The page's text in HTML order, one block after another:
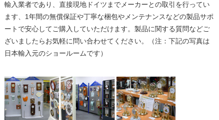
輸入業者であり、直接現地ドイツまでメーカーとの取引を行ってい
ます、1年間の無償保証や丁寧な梱包やメンテナンスなどの製品サポ
ートで安心してご購入していただけます。製品に関する質問などご
ざいましたらお気軽に問い合わせてください。（注：下記の写真は
日本輸入元のショールームです）